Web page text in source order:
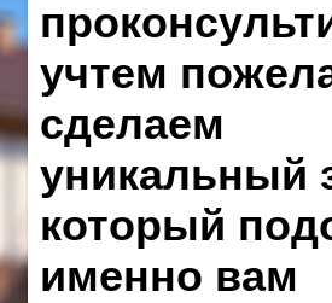
учтем
сделаем
уникальный
который
именно вам